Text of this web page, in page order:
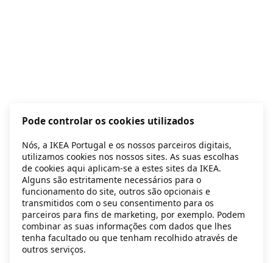
Application error: a client-side exception has occurred
Pode controlar os cookies utilizados
Nós, a IKEA Portugal e os nossos parceiros digitais,
utilizamos cookies nos nossos sites. As suas escolhas
de cookies aqui aplicam-se a estes sites da IKEA.
Alguns são estritamente necessários para o
funcionamento do site, outros são opcionais e
transmitidos com o seu consentimento para os
parceiros para fins de marketing, por exemplo. Podem
combinar as suas informações com dados que lhes
tenha facultado ou que tenham recolhido através de
outros serviços.